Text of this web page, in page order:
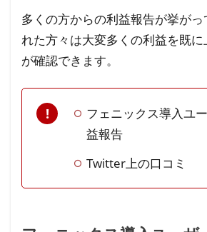
多くの方からの利益報告が挙がっ
れた方々は大変多くの利益を既に
が確認できます。
フェニックス導入ユ
益報告
Twitter上の口コミ